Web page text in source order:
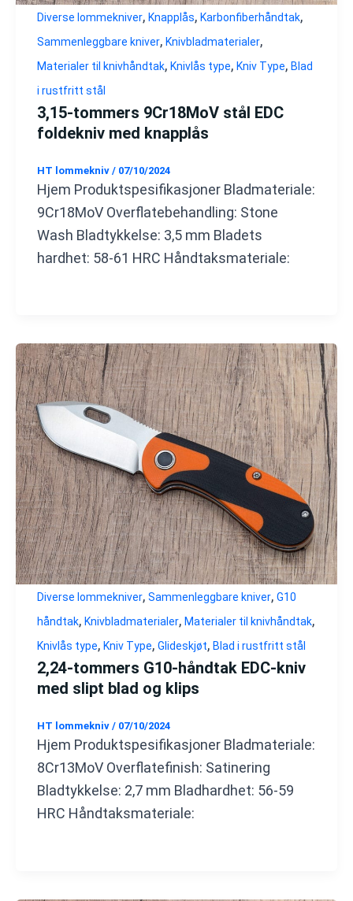
Diverse lommekniver, Knapplås, Karbonfiberhåndtak,
Sammenleggbare kniver, Knivbladmaterialer,
Materialer til knivhåndtak, Knivlås type, Kniv Type, Blad
i rustfritt stål
3,15-tommers 9Cr18MoV stål EDC
foldekniv med knapplås
HT lommekniv / 07/10/2024
Hjem Produktspesifikasjoner Bladmateriale:
9Cr18MoV Overflatebehandling: Stone
Wash Bladtykkelse: 3,5 mm Bladets
hardhet: 58-61 HRC Håndtaksmateriale:
Diverse lommekniver, Sammenleggbare kniver, G10
håndtak, Knivbladmaterialer, Materialer til knivhåndtak,
Knivlås type, Kniv Type, Glideskjøt, Blad i rustfritt stål
2,24-tommers G10-håndtak EDC-kniv
med slipt blad og klips
HT lommekniv / 07/10/2024
Hjem Produktspesifikasjoner Bladmateriale:
8Cr13MoV Overflatefinish: Satinering
Bladtykkelse: 2,7 mm Bladhardhet: 56-59
HRC Håndtaksmateriale: